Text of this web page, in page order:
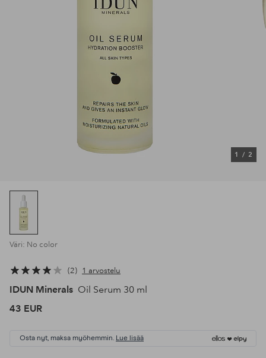
1 / 2
Väri: No color
2 1 arvostelu
IDUN Minerals Oil Serum 30 ml
43 EUR
Osta nyt, maksa myöhemmin. Lue lisää